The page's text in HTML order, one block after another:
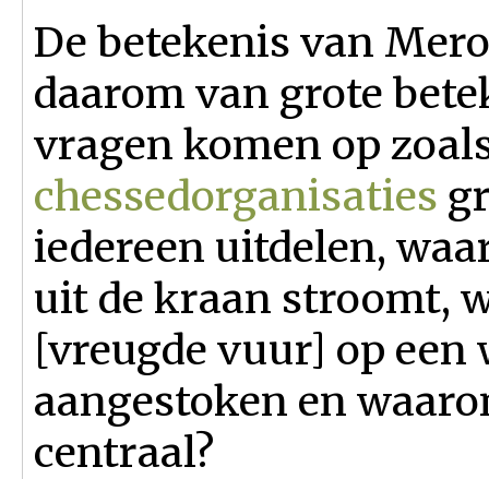
De betekenis van
daarom van grote
vragen komen op
chessedorganisaties
iedereen uitdelen,
uit de kraan stroomt,
[vreugde vuur] op
aangestoken en
centraal?